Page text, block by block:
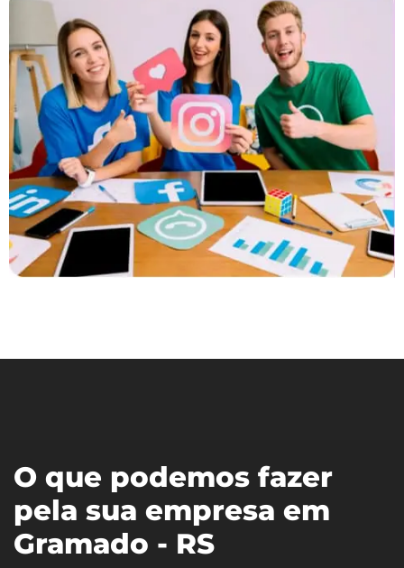
O que podemos fazer
pela sua empresa em
Gramado - RS